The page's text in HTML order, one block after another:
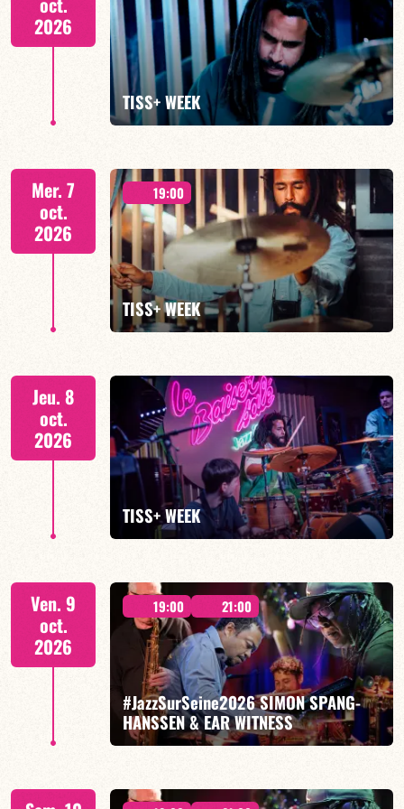
EN SAVOIR PLUS
2026
TISS+ WEEK
Tiss Rodriguez batterie/lead
EN SAVOIR PLUS
Mer. 7
oct.
2026
19:00
TISS+ WEEK
Tiss Rodriguez batterie/lead
EN SAVOIR PLUS
Jeu. 8
oct.
2026
TISS+ WEEK
Tiss Rodriguez batterie/lead
EN SAVOIR PLUS
Ven. 9
oct.
2026
19:00 21:00
#JazzSurSeine2026 SIMON SPANG-
HANSSEN & EAR WITNESS
Simon Spang-Hanssen/Mario Canonge/Linley